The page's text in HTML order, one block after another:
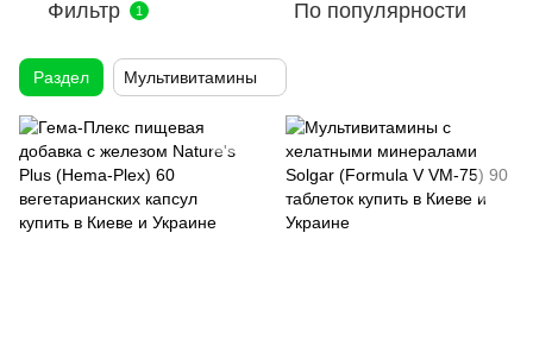
Фильтр 1 По популярности
Раздел Мультивитамины